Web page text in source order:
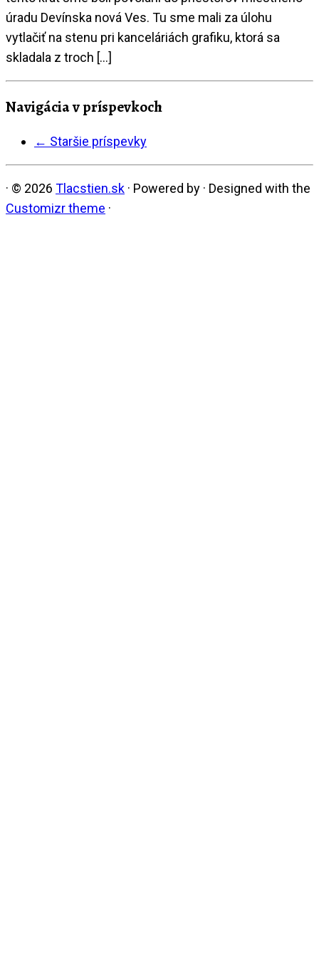
úradu Devínska nová Ves. Tu sme mali za úlohu
vytlačiť na stenu pri kanceláriách grafiku, ktorá sa
skladala z troch […]
Navigácia v príspevkoch
← Staršie príspevky
· © 2026 Tlacstien.sk · Powered by · Designed with the
Customizr theme ·